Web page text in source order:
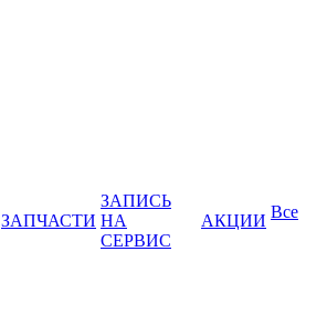
ЗАПЧАСТИ
ЗАПИСЬ
НА
СЕРВИС
АКЦИИ Все